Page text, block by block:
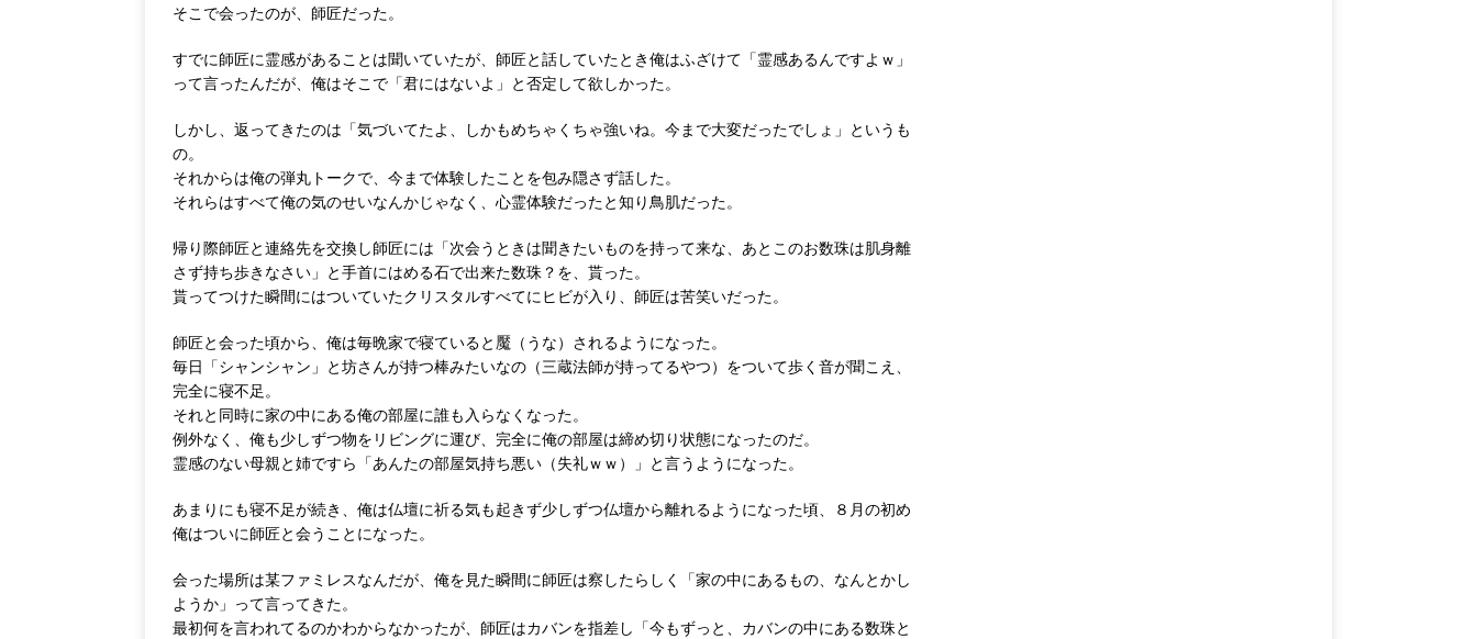
そこで会ったのが、師匠だった。
すでに師匠に霊感があることは聞いていたが、師匠と話していたとき俺はふざけて「霊感あるんですよｗ」
って言ったんだが、俺はそこで「君にはないよ」と否定して欲しかった。
しかし、返ってきたのは「気づいてたよ、しかもめちゃくちゃ強いね。今まで大変だったでしょ」というも
の。
それからは俺の弾丸トークで、今まで体験したことを包み隠さず話した。
それらはすべて俺の気のせいなんかじゃなく、心霊体験だったと知り鳥肌だった。
帰り際師匠と連絡先を交換し師匠には「次会うときは聞きたいものを持って来な、あとこのお数珠は肌身離
さず持ち歩きなさい」と手首にはめる石で出来た数珠？を、貰った。
貰ってつけた瞬間にはついていたクリスタルすべてにヒビが入り、師匠は苦笑いだった。
師匠と会った頃から、俺は毎晩家で寝ていると魘（うな）されるようになった。
毎日「シャンシャン」と坊さんが持つ棒みたいなの（三蔵法師が持ってるやつ）をついて歩く音が聞こえ、
完全に寝不足。
それと同時に家の中にある俺の部屋に誰も入らなくなった。
例外なく、俺も少しずつ物をリビングに運び、完全に俺の部屋は締め切り状態になったのだ。
霊感のない母親と姉ですら「あんたの部屋気持ち悪い（失礼ｗｗ）」と言うようになった。
あまりにも寝不足が続き、俺は仏壇に祈る気も起きず少しずつ仏壇から離れるようになった頃、８月の初め
俺はついに師匠と会うことになった。
会った場所は某ファミレスなんだが、俺を見た瞬間に師匠は察したらしく「家の中にあるもの、なんとかし
ようか」って言ってきた。
最初何を言われてるのかわからなかったが、師匠はカバンを指差し「今もずっと、カバンの中にある数珠と